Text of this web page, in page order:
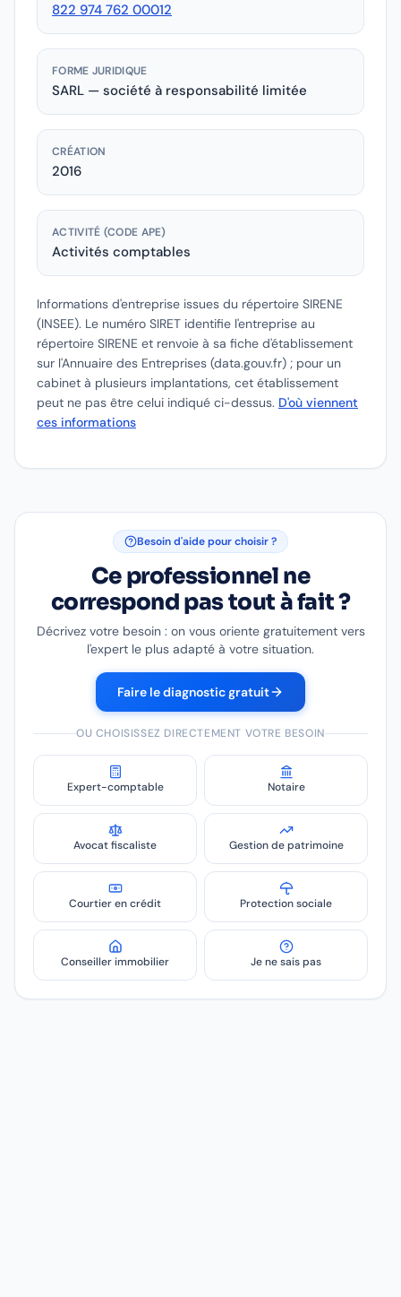
822 974 762 00012
FORME JURIDIQUE
SARL — société à responsabilité limitée
CRÉATION
2016
ACTIVITÉ (CODE APE)
Activités comptables
Informations d'entreprise issues du répertoire SIRENE
(INSEE). Le numéro SIRET identifie l'entreprise au
répertoire SIRENE et renvoie à sa fiche d'établissement
sur l'Annuaire des Entreprises (data.gouv.fr) ; pour un
cabinet à plusieurs implantations, cet établissement
peut ne pas être celui indiqué ci-dessus. D'où viennent
ces informations
Besoin d'aide pour choisir ?
Ce professionnel ne
correspond pas tout à fait ?
Décrivez votre besoin : on vous oriente gratuitement vers
l'expert le plus adapté à votre situation.
Faire le diagnostic gratuit
OU CHOISISSEZ DIRECTEMENT VOTRE BESOIN
Expert-comptable Notaire
Avocat fiscaliste Gestion de patrimoine
Courtier en crédit Protection sociale
Conseiller immobilier Je ne sais pas